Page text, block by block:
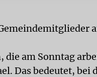
die am Sonntag
Das bedeutet, bei